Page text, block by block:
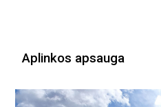
Aplinkos apsauga